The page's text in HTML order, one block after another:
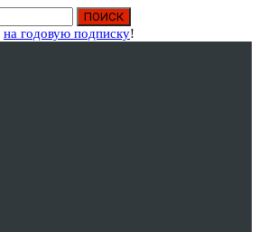
на годовую подписку!